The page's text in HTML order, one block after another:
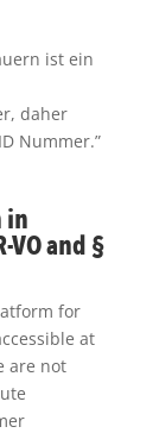
ist ein
daher
Nummer.”
in
VO and §
for
at
are not